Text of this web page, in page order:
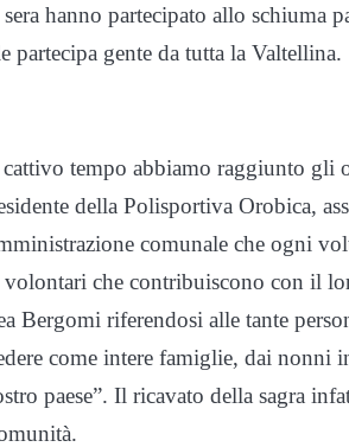
hanno partecipato allo schiuma
partecipa gente da tutta la Valtellina.
tempo abbiamo raggiunto gli
della Polisportiva Orobica,
comunale che ogni
che contribuiscono con il
Bergomi riferendosi alle tante
come intere famiglie, dai nonni
paese”. Il ricavato della sagra